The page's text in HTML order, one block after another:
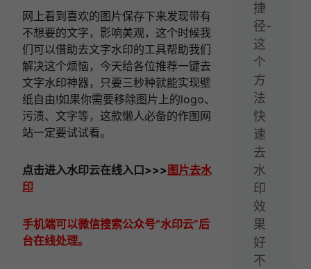
网上看到喜欢的图片保存下来发现带有
不想要的文字，影响美观，这个时候我
们可以借助去文字水印的工具帮助我们
解决这个烦恼，今天给各位推荐一键去
文字水印神器，只要三秒种就能实现壁
纸自由!如果你需要移除图片上的logo、
污渍、文字等，这款懒人必备的作图网
站一定要试试看。
点击进入水印云在线入口>>> 图片去水
印
手机端可以微信搜索公众号“水印云”后
台在线处理。
捷
径-
这
个
方
法
快
速
去
水
印
效
果
好
不